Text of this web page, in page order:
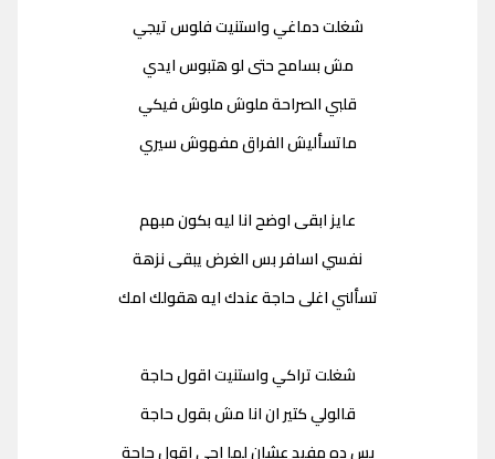
شغلت دماغي واستنيت فلوس تيجي
مش بسامح حتى لو هتبوس ايدي
قلبي الصراحة ملوش ملوش فيكي
ماتسأليش الفراق مفهوش سيري
عايز ابقى اوضح انا ليه بكون مبهم
نفسي اسافر بس الغرض يبقى نزهة
تسألني اغلى حاجة عندك ايه هقولك امك
شغلت تراكي واستنيت اقول حاجة
قالولي كتير ان انا مش بقول حاجة
بس ده مفيد عشان لما اجي اقول حاجة